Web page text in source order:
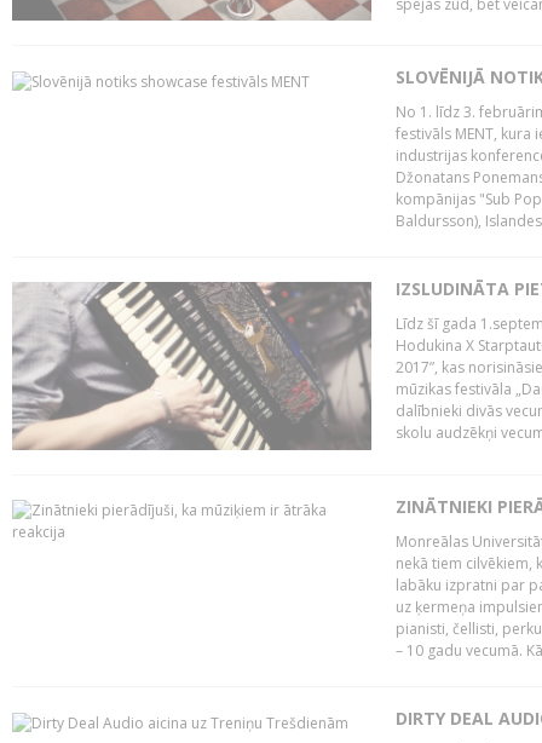
spējas zūd, bet
SLOVĒNIJĀ
No 1. līdz 3.
festivāls MENT, kura
industrijas
Džonatans
kompānijas "Sub
Baldursson),
IZSLUDINĀTA
Līdz šī gada
Hodukina X
2017”, kas
mūzikas festivāla
dalībnieki divās
skolu audzēkņi
ZINĀTNIEKI
Monreālas
nekā tiem cilvēkiem,
labāku izpratni par
uz ķermeņa
pianisti, čellisti,
– 10 gadu vecumā.
DIRTY DEAL